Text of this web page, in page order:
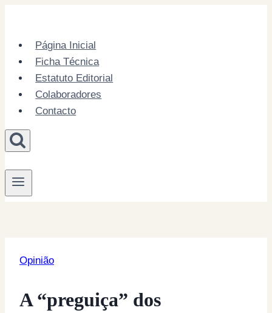
contentPágina Inicial
Ficha Técnica
Estatuto Editorial
Colaboradores
Contacto
Opinião
A “preguiça” dos